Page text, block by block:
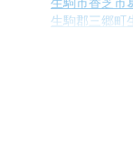
生駒郡三郷町